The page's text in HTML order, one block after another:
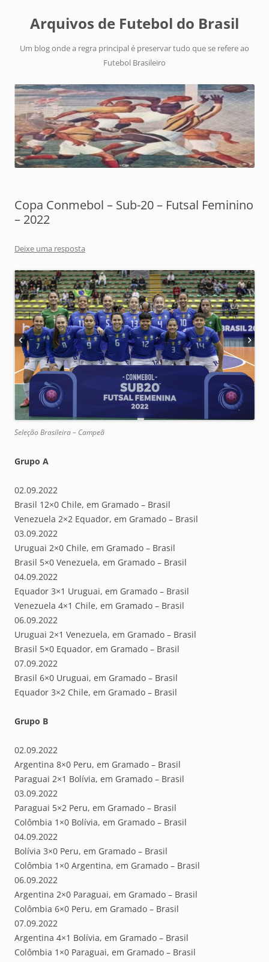
Arquivos de Futebol do Brasil
Um blog onde a regra principal é preservar tudo que se refere ao
Futebol Brasileiro
Copa Conmebol – Sub-20 – Futsal Feminino
– 2022
Deixe uma resposta
Seleção Brasileira – Campeã
Grupo A
02.09.2022
Brasil 12×0 Chile, em Gramado – Brasil
Venezuela 2×2 Equador, em Gramado – Brasil
03.09.2022
Uruguai 2×0 Chile, em Gramado – Brasil
Brasil 5×0 Venezuela, em Gramado – Brasil
04.09.2022
Equador 3×1 Uruguai, em Gramado – Brasil
Venezuela 4×1 Chile, em Gramado – Brasil
06.09.2022
Uruguai 2×1 Venezuela, em Gramado – Brasil
Brasil 5×0 Equador, em Gramado – Brasil
07.09.2022
Brasil 6×0 Uruguai, em Gramado – Brasil
Equador 3×2 Chile, em Gramado – Brasil
Grupo B
02.09.2022
Argentina 8×0 Peru, em Gramado – Brasil
Paraguai 2×1 Bolívia, em Gramado – Brasil
03.09.2022
Paraguai 5×2 Peru, em Gramado – Brasil
Colômbia 1×0 Bolívia, em Gramado – Brasil
04.09.2022
Bolívia 3×0 Peru, em Gramado – Brasil
Colômbia 1×0 Argentina, em Gramado – Brasil
06.09.2022
Argentina 2×0 Paraguai, em Gramado – Brasil
Colômbia 6×0 Peru, em Gramado – Brasil
07.09.2022
Argentina 4×1 Bolívia, em Gramado – Brasil
Colômbia 1×0 Paraguai, em Gramado – Brasil